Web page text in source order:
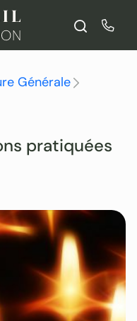
pratiquées
Générale